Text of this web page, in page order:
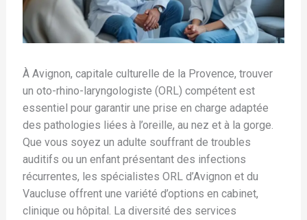
À Avignon, capitale culturelle de la Provence, trouver
un oto-rhino-laryngologiste (ORL) compétent est
essentiel pour garantir une prise en charge adaptée
des pathologies liées à l’oreille, au nez et à la gorge.
Que vous soyez un adulte souffrant de troubles
auditifs ou un enfant présentant des infections
récurrentes, les spécialistes ORL d’Avignon et du
Vaucluse offrent une variété d’options en cabinet,
clinique ou hôpital. La diversité des services